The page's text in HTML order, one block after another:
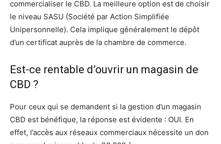
commercialiser le CBD. La meilleure option est de choisir
le niveau SASU (Société par Action Simplifiée
Unipersonnelle). Cela implique généralement le dépôt
d’un certificat auprès de la chambre de commerce.
Est-ce rentable d’ouvrir un magasin de
CBD ?
Pour ceux qui se demandent si la gestion d’un magasin
CBD est bénéfique, la réponse est évidente : OUI. En
effet, l’accès aux réseaux commerciaux nécessite un don